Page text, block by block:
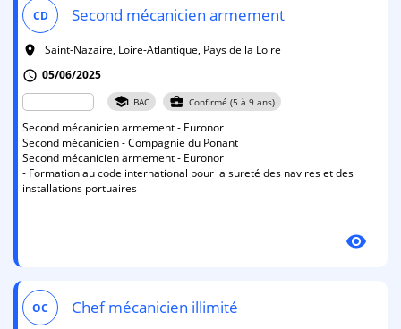
CD Second mécanicien armement
room
Saint-Nazaire, Loire-Atlantique, Pays de la Loire
schedule 05/06/2025
school BAC business_center Confirmé (5 à 9 ans)
Second mécanicien armement - Euronor
Second mécanicien - Compagnie du Ponant
Second mécanicien armement - Euronor
- Formation au code international pour la sureté des navires et des
installations portuaires
visibility
OC Chef mécanicien illimité